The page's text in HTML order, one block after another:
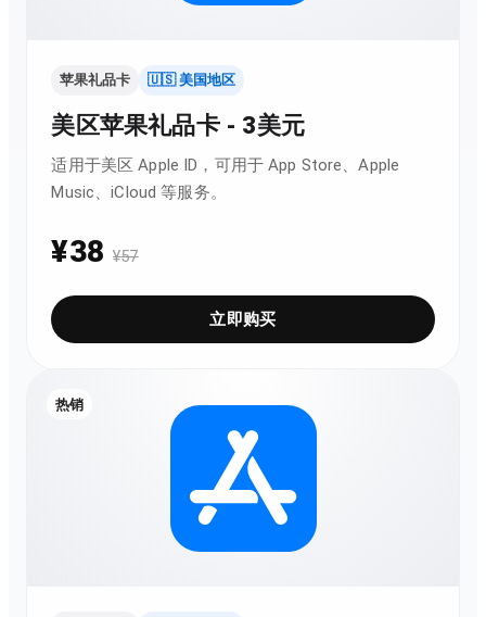
苹果礼品卡 🇺🇸 美国地区
美区苹果礼品卡 - 3美元
适用于美区 Apple ID，可用于 App Store、Apple
Music、iCloud 等服务。
¥38 ¥57
立即购买
热销